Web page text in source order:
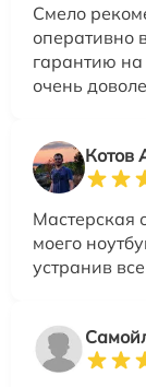
Смело
оперативно
гарантию
очень
Котов
Мастерская
моего
устранив